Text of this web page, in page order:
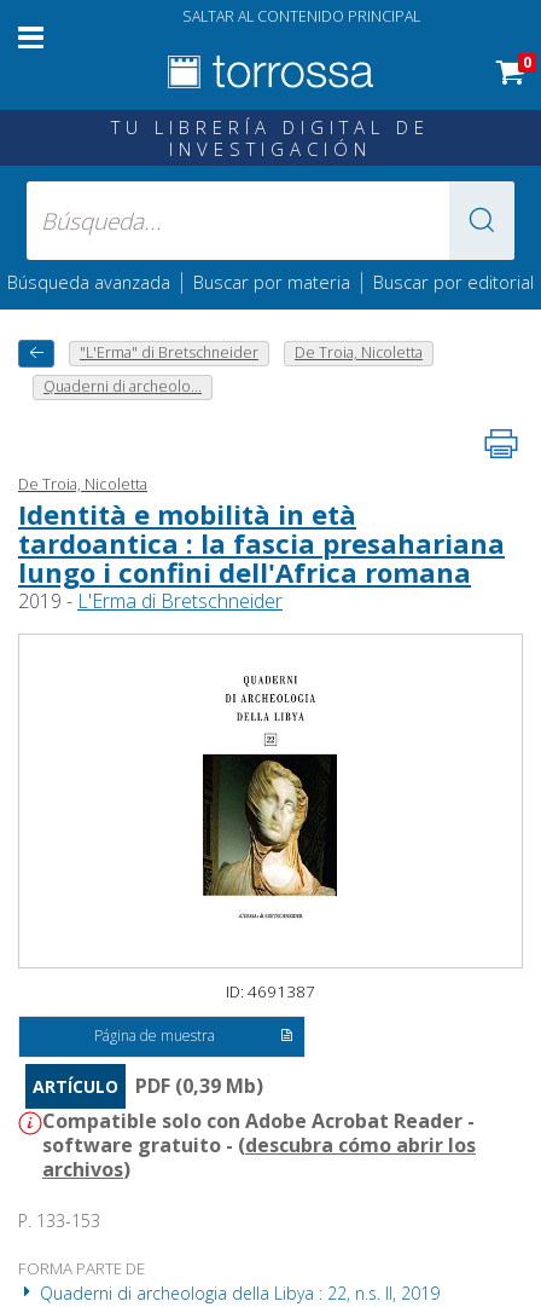
SALTAR AL CONTENIDO PRINCIPAL
0
TU LIBRERÍA DIGITAL DE
INVESTIGACIÓN
Búsqueda avanzada | Buscar por materia | Buscar por editorial
"L'Erma" di Bretschneider
De Troia, Nicoletta
Quaderni di archeolo...
De Troia, Nicoletta
Identità e mobilità in età
tardoantica : la fascia presahariana
lungo i confini dell'Africa romana
2019 - L'Erma di Bretschneider
ID: 4691387
Página de muestra
ARTÍCULO
PDF (0,39 Mb)
Compatible solo con Adobe Acrobat Reader -
software gratuito - (descubra cómo abrir los
archivos)
P. 133-153
FORMA PARTE DE
Quaderni di archeologia della Libya : 22, n.s. II, 2019